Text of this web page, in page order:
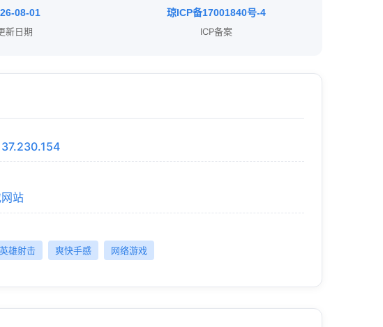
08-01
新日期
琼ICP备17001840号-4
ICP备案
站
英雄射击 爽快手感 网络游戏